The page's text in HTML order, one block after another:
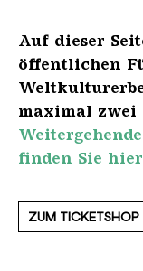
Auf dieser
öffentlichen
maximal zwei
finden Sie
ZUM TICKETSHOP